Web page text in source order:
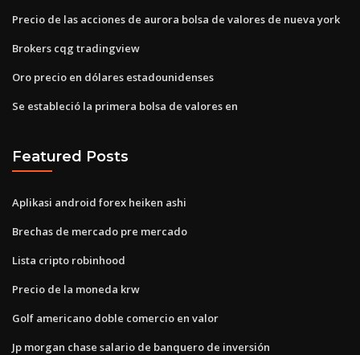
Precio de las acciones de aurora bolsa de valores de nueva york
Brokers cqg tradingview
Oro precio en dólares estadounidenses
Se estableció la primera bolsa de valores en
Featured Posts
Aplikasi android forex heiken ashi
Brechas de mercado pre mercado
Lista cripto robinhood
Precio de la moneda krw
Golf americano doble comercio en valor
Jp morgan chase salario de banquero de inversión